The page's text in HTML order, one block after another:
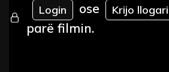
Login ose Krijo
parë filmin.